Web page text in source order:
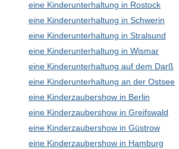
eine Kinderunterhaltung in Rostock
eine Kinderunterhaltung in Schwerin
eine Kinderunterhaltung in Stralsund
eine Kinderunterhaltung in Wismar
eine Kinderunterhaltung auf dem Darß
eine Kinderunterhaltung an der Ostsee
eine Kinderzaubershow in Berlin
eine Kinderzaubershow in Greifswald
eine Kinderzaubershow in Güstrow
eine Kinderzaubershow in Hamburg